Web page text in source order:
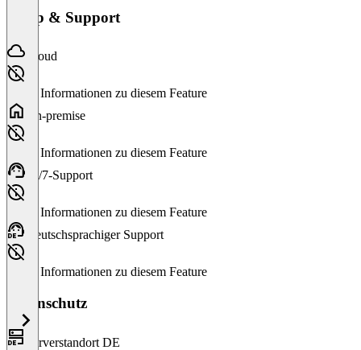
Setup & Support
Cloud
Keine Informationen zu diesem Feature
On-premise
Keine Informationen zu diesem Feature
24/7-Support
Keine Informationen zu diesem Feature
Deutschsprachiger Support
Keine Informationen zu diesem Feature
Datenschutz
Serverstandort DE